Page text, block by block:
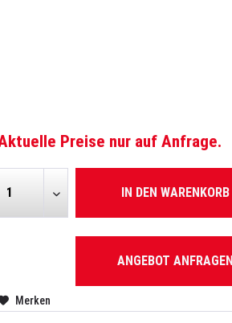
Preise nur auf Anfrage.
IN DEN WARENKORB
ANGEBOT ANFRAGEN
Merken